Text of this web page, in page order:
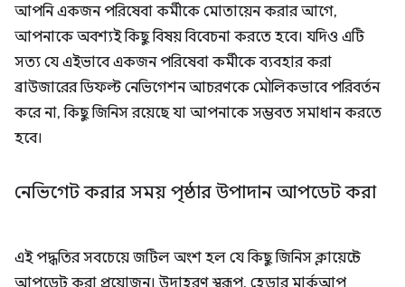
আপনি একজন পরিষেবা কর্মীকে মোতায়েন করার আগে,
আপনাকে অবশ্যই কিছু বিষয় বিবেচনা করতে হবে। যদিও এটি
সত্য যে এইভাবে একজন পরিষেবা কর্মীকে ব্যবহার করা
ব্রাউজারের ডিফল্ট নেভিগেশন আচরণকে মৌলিকভাবে পরিবর্তন
করে না, কিছু জিনিস রয়েছে যা আপনাকে সম্ভবত সমাধান করতে
হবে।
নেভিগেট করার সময় পৃষ্ঠার উপাদান আপডেট করা
এই পদ্ধতির সবচেয়ে জটিল অংশ হল যে কিছু জিনিস ক্লায়েন্টে